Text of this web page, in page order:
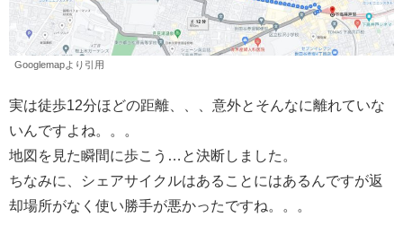
Googlemapより引用
実は徒歩12分ほどの距離、、、意外とそんなに離れていな
いんですよね。。。
地図を見た瞬間に歩こう…と決断しました。
ちなみに、シェアサイクルはあることにはあるんですが返
却場所がなく使い勝手が悪かったですね。。。